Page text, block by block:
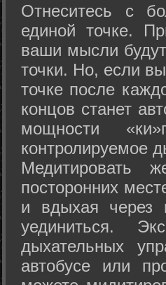
Отнеситесь с
единой точке.
ваши мысли
точки. Но, если
точке после
концов станет
мощности
контролируемое
Медитировать
посторонних
и вдыхая
уединиться.
дыхательных
автобусе или